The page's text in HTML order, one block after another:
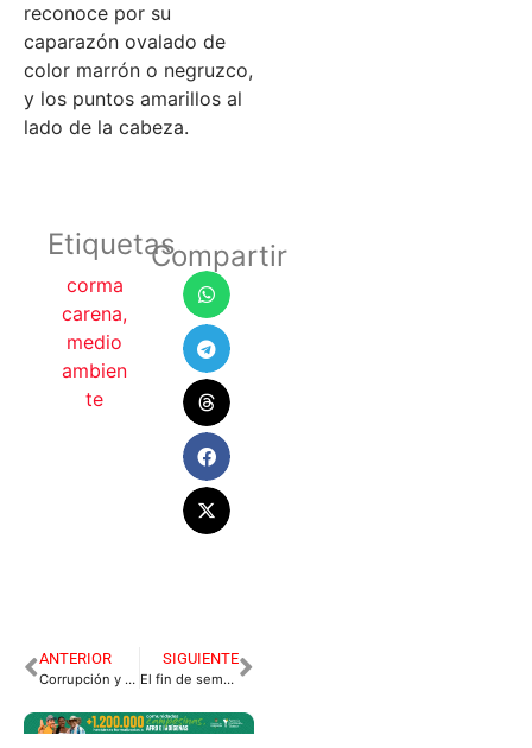
reconoce por su
caparazón ovalado de
color marrón o negruzco,
y los puntos amarillos al
lado de la cabeza.
Etiquetas
corma
carena,
medio
ambien
te
Compartir
ANTERIOR
Corrupción y Politiquería rondan Cambios de la CCV.
SIGUIENTE
El fin de semana más violento en lo corrido del año en el departamento del Meta.